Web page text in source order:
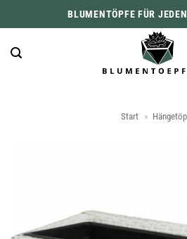
Inhalt
springen
BLUMENTÖPFE FÜR
Start »